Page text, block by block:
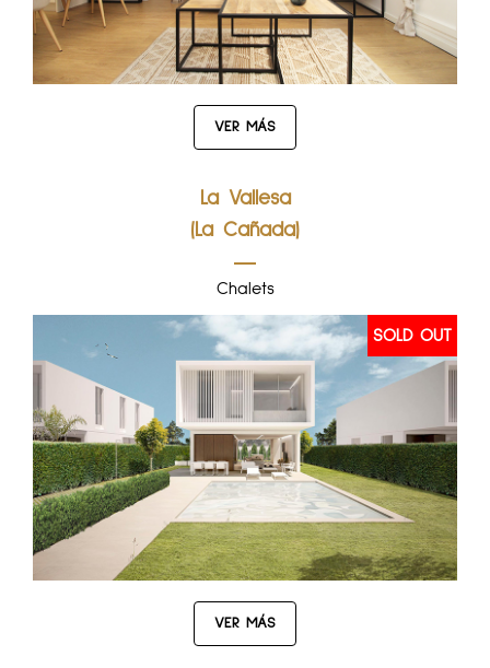
VER MÁS
La Vallesa
(La Cañada)
Chalets
SOLD OUT
VER MÁS